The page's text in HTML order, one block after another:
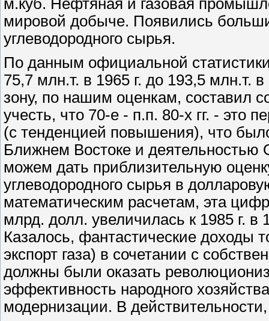
м.куб. Нефтяная и газовая
мировой добыче. Появились
углеводородного сырья.
По данным официальной
75,7 млн.т. в 1965 г. до 193,5 млн.т.
зону, по нашим оценкам, составил
учесть, что 70-е - п.п. 80-х гг. - это
(с тенденцией повышения), что
Ближнем Востоке и
можем дать приблизительную
углеводородного сырья в
математическим расчетам, эта
млрд. долл. увеличилась к 1985 г.
Казалось, фантастические доходы
экспорт газа) в сочетании с
должны были оказать
эффективность народного
модернизации. В